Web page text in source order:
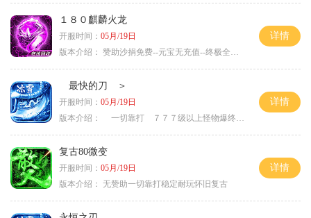
１８０麒麟火龙
开服时间： 05月/19日
版本介绍： 赞助沙捐免费--元宝无充值--终极全靠打
详情
最快的刀 ＞
开服时间： 05月/19日
版本介绍：
一切靠打 ７７７级以上怪物爆终极 ＞
详情
复古80微变
开服时间： 05月/19日
版本介绍： 无赞助一切靠打稳定耐玩怀旧复古
详情